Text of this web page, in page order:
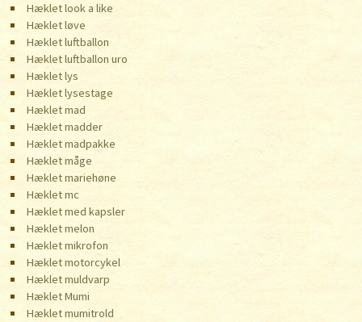
Hæklet look a like
Hæklet løve
Hæklet luftballon
Hæklet luftballon uro
Hæklet lys
Hæklet lysestage
Hæklet mad
Hæklet madder
Hæklet madpakke
Hæklet måge
Hæklet mariehøne
Hæklet mc
Hæklet med kapsler
Hæklet melon
Hæklet mikrofon
Hæklet motorcykel
Hæklet muldvarp
Hæklet Mumi
Hæklet mumitrold